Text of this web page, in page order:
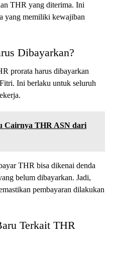
THR yang diterima. Ini
yang memiliki kewajiban
Dibayarkan?
prorata harus dibayarkan
Ini berlaku untuk seluruh
Cairnya THR ASN dari
THR bisa dikenai denda
belum dibayarkan. Jadi,
pembayaran dilakukan
Terkait THR